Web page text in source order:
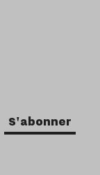
S'abonner